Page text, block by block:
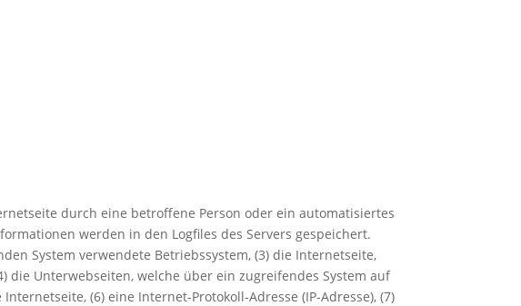
durch eine betroffene Person oder ein automatisiertes
werden in den Logfiles des Servers gespeichert.
System verwendete Betriebssystem, (3) die Internetseite,
die Unterwebseiten, welche über ein zugreifendes System auf
(6) eine Internet-Protokoll-Adresse (IP-Adresse), (7)